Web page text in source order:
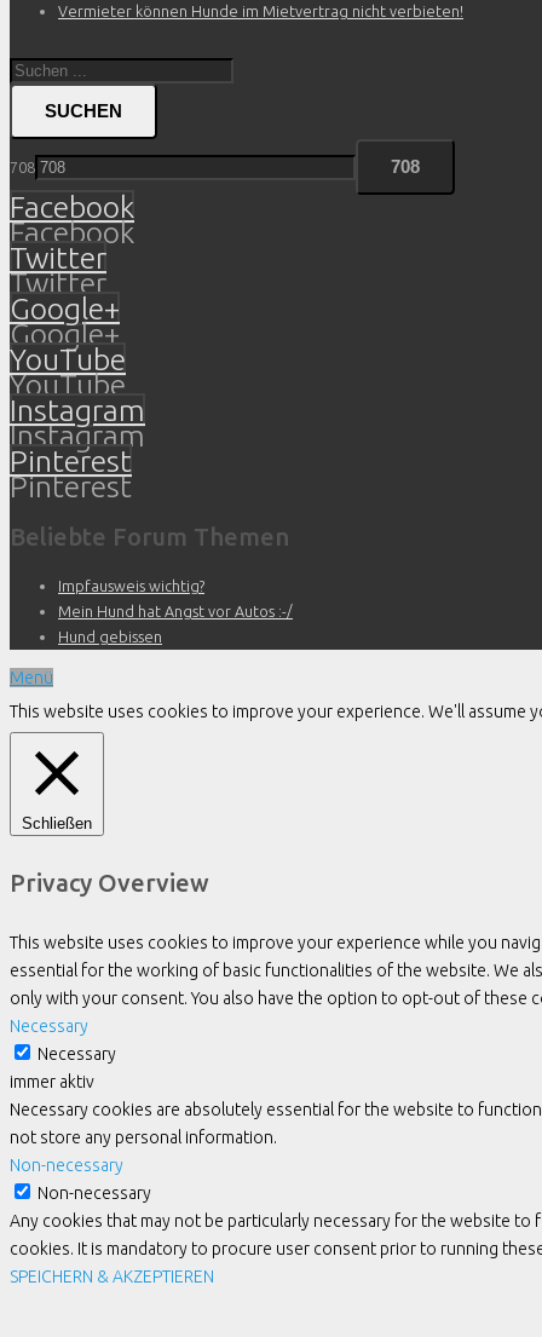
Vermieter können Hunde im Mietvertrag nicht verbieten!
SUCHEN
708
Facebook
Facebook
Twitter
Twitter
Google+
Google+
YouTube
YouTube
Instagram
Instagram
Pinterest
Pinterest
Beliebte Forum Themen
Impfausweis wichtig?
Mein Hund hat Angst vor Autos :-/
Hund gebissen
Menü
This website uses cookies to improve your experience. We'll
Schließen
Privacy Overview
This website uses cookies to improve your experience while you
essential for the working of basic functionalities of the website. We
only with your consent. You also have the option to opt-out of these
Necessary
Necessary
immer aktiv
Necessary cookies are absolutely essential for the website to
not store any personal information.
Non-necessary
Non-necessary
Any cookies that may not be particularly necessary for the website
cookies. It is mandatory to procure user consent prior to running
SPEICHERN & AKZEPTIEREN